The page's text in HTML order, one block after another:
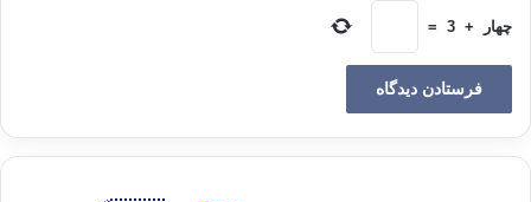
ساعت گشنگی و تشنگی و محرومیت را تحمل کند هرگز در مقابل
سودجویان سر فرود نخواهد آورد و در دام استثمارگران نخواهد افتاد!
این درس- تحمل و ایستادگی – شاید بزرگ ترین درسی باشد که از
چهار +
3
=